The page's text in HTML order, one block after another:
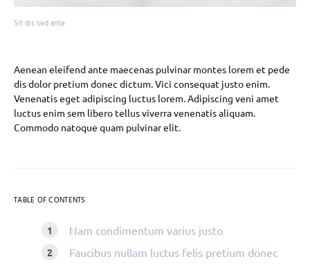
Sit dis sed ante
Aenean eleifend ante maecenas pulvinar montes lorem et pede
dis dolor pretium donec dictum. Vici consequat justo enim.
Venenatis eget adipiscing luctus lorem. Adipiscing veni amet
luctus enim sem libero tellus viverra venenatis aliquam.
Commodo natoque quam pulvinar elit.
TABLE OF CONTENTS
Nam condimentum varius justo
Faucibus nullam luctus felis pretium donec